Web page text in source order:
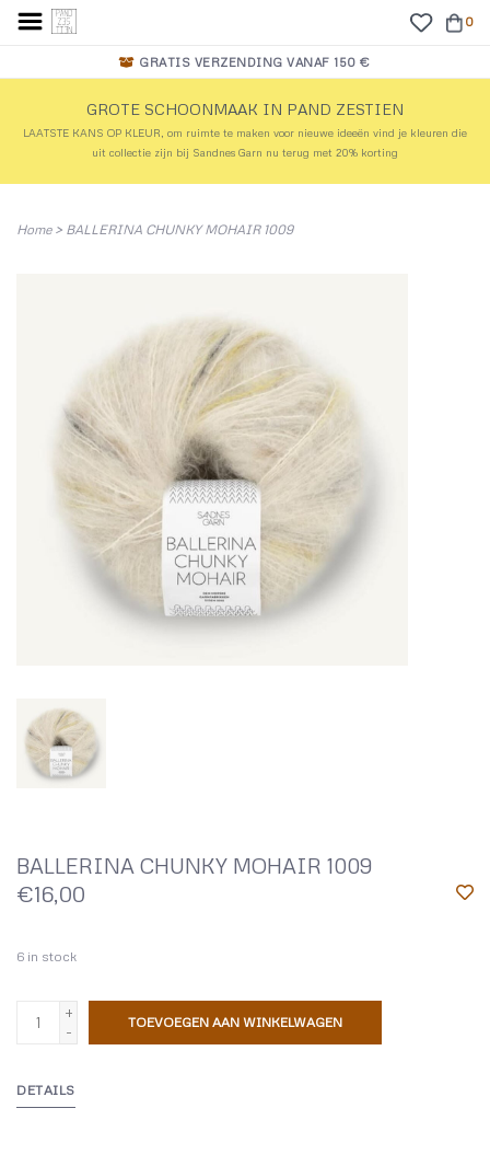
0
GRATIS VERZENDING VANAF 150 €
GROTE SCHOONMAAK IN PAND ZESTIEN
LAATSTE KANS OP KLEUR, om ruimte te maken voor nieuwe ideeën vind je kleuren die
uit collectie zijn bij Sandnes Garn nu terug met 20% korting
Home> BALLERINA CHUNKY MOHAIR 1009
BALLERINA CHUNKY MOHAIR 1009
€16,00
6 in stock
+
-
TOEVOEGEN AAN WINKELWAGEN
DETAILS